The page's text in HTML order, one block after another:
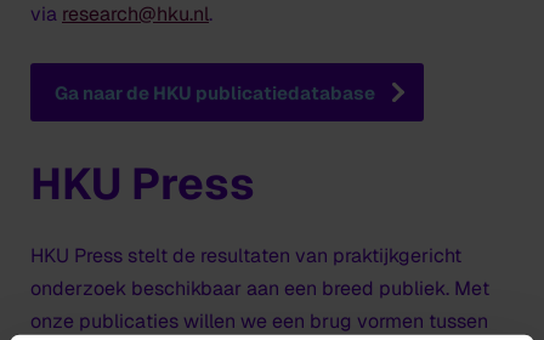
via research@hku.nl.
Ga naar de HKU publicatiedatabase
HKU Press
HKU Press stelt de resultaten van praktijkgericht
onderzoek beschikbaar aan een breed publiek. Met
onze publicaties willen we een brug vormen tussen